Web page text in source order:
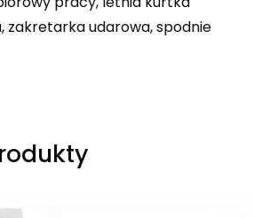
zakretarka udarowa, spodnie